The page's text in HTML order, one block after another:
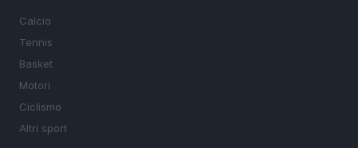
Calcio
Tennis
Basket
Motori
Ciclismo
Altri sport